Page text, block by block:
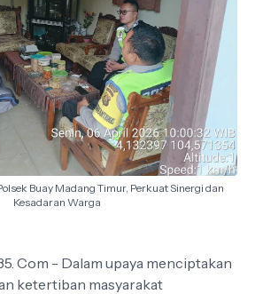
Buay Madang Timur, Perkuat Sinergi dan
Kesadaran Warga
Com - Dalam upaya menciptakan
ketertiban masyarakat